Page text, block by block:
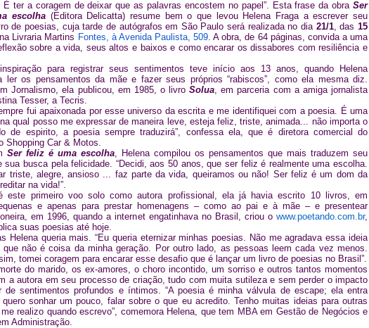
É ter a coragem de deixar que as palavras encostem no papel”. Esta frase da obra Ser
escolha (Editora Delicatta) resume bem o que levou Helena Fraga a escrever seu
de poesias, cuja tarde de autógrafos em São Paulo será realizada no dia 21/1, das15
Livraria Martins Fontes, à Avenida Paulista, 509. A obra, de 64 páginas, convida a uma
sobre a vida, seus altos e baixos e como encarar os dissabores com resiliência e
para registrar seus sentimentos teve início aos 13 anos, quando Helena
ler os pensamentos da mãe e fazer seus próprios “rabiscos”, como ela mesma diz.
Jornalismo, ela publicou, em 1985, o livroSolua, em parceria com a amiga jornalista
Tesser, a Tecris.
fui apaixonada por esse universo da escrita e me identifiquei com a poesia. É uma
na qual posso me expressar de maneira leve, esteja feliz, triste, animada... não importa o
de espirito, a poesia sempre traduzirá”, confessa ela, que é diretora comercial do
Shopping Car & Motos.
Ser feliz é uma escolha, Helena compilou os pensamentos que mais traduzem seu
sua busca pela felicidade. “Decidi, aos 50 anos, que ser feliz é realmente uma escolha.
triste, alegre, ansioso ... faz parte da vida, queiramos ou não! Ser feliz é um dom da
na vida!”.
este primeiro voo solo como autora profissional, ela já havia escrito 10 livros, em
e apenas para prestar homenagens – como ao pai e à mãe – e presentear
em 1996, quando a internet engatinhava no Brasil, criou o www.poetando.com.br,
suas poesias até hoje.
Helena queria mais. “Eu queria eternizar minhas poesias. Não me agradava essa ideia
que não é coisa da minha geração. Por outro lado, as pessoas leem cada vez menos.
tomei coragem para encarar esse desafio que é lançar um livro de poesias no Brasil”.
do marido, os ex-amores, o choro incontido, um sorriso e outros tantos momentos
a autora em seu processo de criação, tudo com muita sutileza e sem perder o impacto
de sentimentos profundos e íntimos. “A poesia é minha válvula de escape; ela entra
quero sonhar um pouco, falar sobre o que eu acredito. Tenho muitas ideias para outras
realizo quando escrevo”, comemora Helena, que tem MBA em Gestão de Negócios e
Administração.